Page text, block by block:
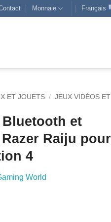
Monnaie Français
ET JOUETS / JEUX VIDÉOS ET
Bluetooth et
Raiju pour
4
World